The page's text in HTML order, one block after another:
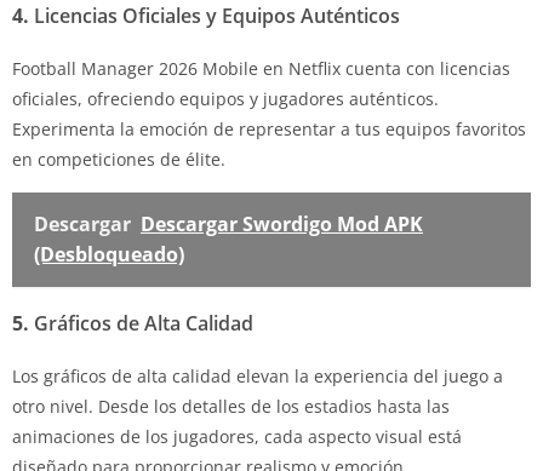
4. Licencias Oficiales y Equipos Auténticos
Football Manager 2026 Mobile en Netflix cuenta con licencias
oficiales, ofreciendo equipos y jugadores auténticos.
Experimenta la emoción de representar a tus equipos favoritos
en competiciones de élite.
Descargar Descargar Swordigo Mod APK
(Desbloqueado)
5. Gráficos de Alta Calidad
Los gráficos de alta calidad elevan la experiencia del juego a
otro nivel. Desde los detalles de los estadios hasta las
animaciones de los jugadores, cada aspecto visual está
diseñado para proporcionar realismo y emoción.